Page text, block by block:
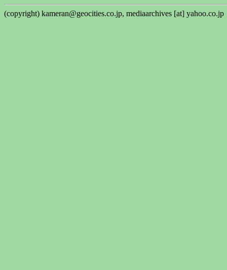
(copyright) kameran@geocities.co.jp, mediaarchives [at] yahoo.co.jp